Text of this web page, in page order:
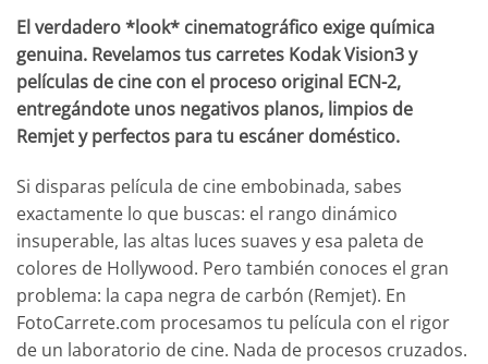
El verdadero *look* cinematográfico exige química
genuina. Revelamos tus carretes Kodak Vision3 y
películas de cine con el proceso original ECN-2,
entregándote unos negativos planos, limpios de
Remjet y perfectos para tu escáner doméstico.
Si disparas película de cine embobinada, sabes
exactamente lo que buscas: el rango dinámico
insuperable, las altas luces suaves y esa paleta de
colores de Hollywood. Pero también conoces el gran
problema: la capa negra de carbón (Remjet). En
FotoCarrete.com procesamos tu película con el rigor
de un laboratorio de cine. Nada de procesos cruzados.